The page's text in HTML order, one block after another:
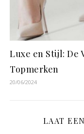
Luxe en Stijl: De
Topmerken
20/06/2024
LAAT